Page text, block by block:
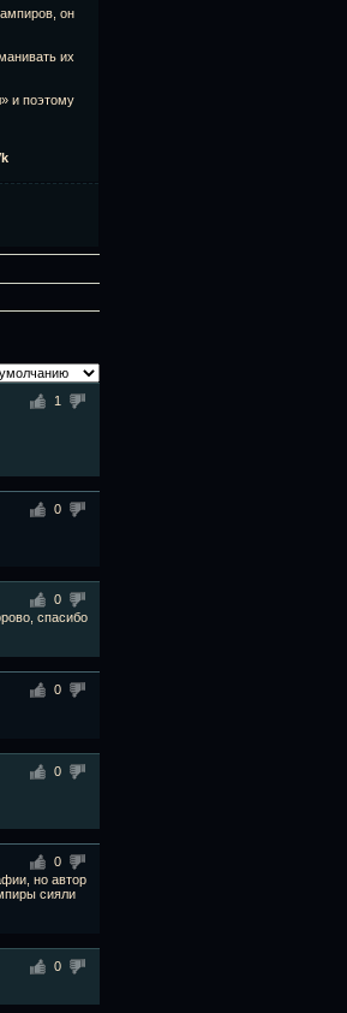
он
их
и поэтому
1
0
0
спасибо
0
0
0
но автор
сияли
0